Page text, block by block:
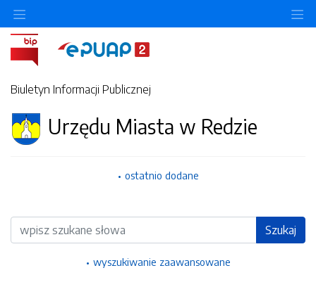
Biuletyn Informacji Publicznej
Urzędu Miasta w Redzie
ostatnio dodane
Wyszukiwarka Szukaj
wyszukiwanie zaawansowane